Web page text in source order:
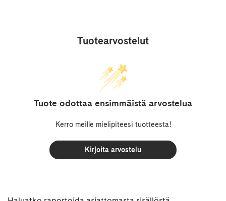
Tuotearvostelut
Tuote odottaa ensimmäistä arvostelua
Kerro meille mielipiteesi tuotteesta!
Kirjoita arvostelu